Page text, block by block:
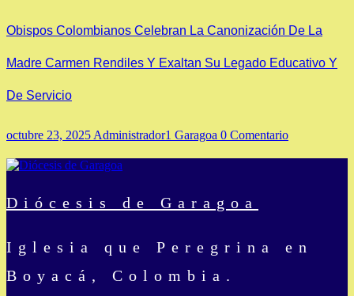
Obispos Colombianos Celebran La Canonización De La
Madre Carmen Rendiles Y Exaltan Su Legado Educativo Y
De Servicio
octubre 23, 2025 Administrador1 Garagoa 0 Comentario
Diócesis de Garagoa
Iglesia que Peregrina en
Boyacá, Colombia.